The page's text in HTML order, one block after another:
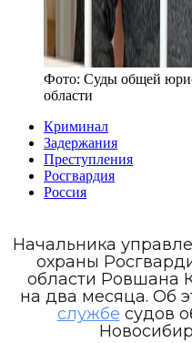
Фото: Суды общей
области
Криминал
Задержания
Преступления
Росгвардия
Россия
Начальника
охраны
области Ровшана
на два месяца. Об
службе судов